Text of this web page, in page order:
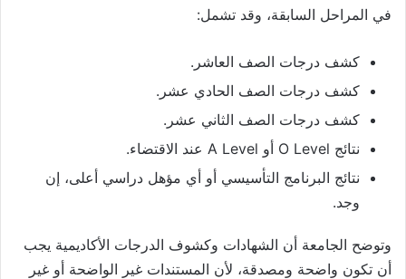
في المراحل السابقة، وقد تشمل:
كشف درجات الصف العاشر.
كشف درجات الصف الحادي عشر.
كشف درجات الصف الثاني عشر.
نتائج O Level أو A Level عند الاقتضاء.
نتائج البرنامج التأسيسي أو أي مؤهل دراسي أعلى، إن
وجد.
وتوضح الجامعة أن الشهادات وكشوف الدرجات الأكاديمية يجب
أن تكون واضحة ومصدقة، لأن المستندات غير الواضحة أو غير